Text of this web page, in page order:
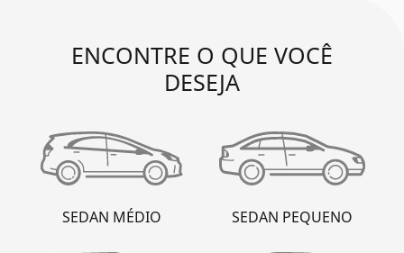
ENCONTRE O QUE VOCÊ
DESEJA
SEDAN MÉDIO SEDAN PEQUENO